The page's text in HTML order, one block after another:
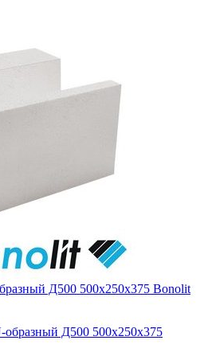
Д500 500х250х375 Bonolit